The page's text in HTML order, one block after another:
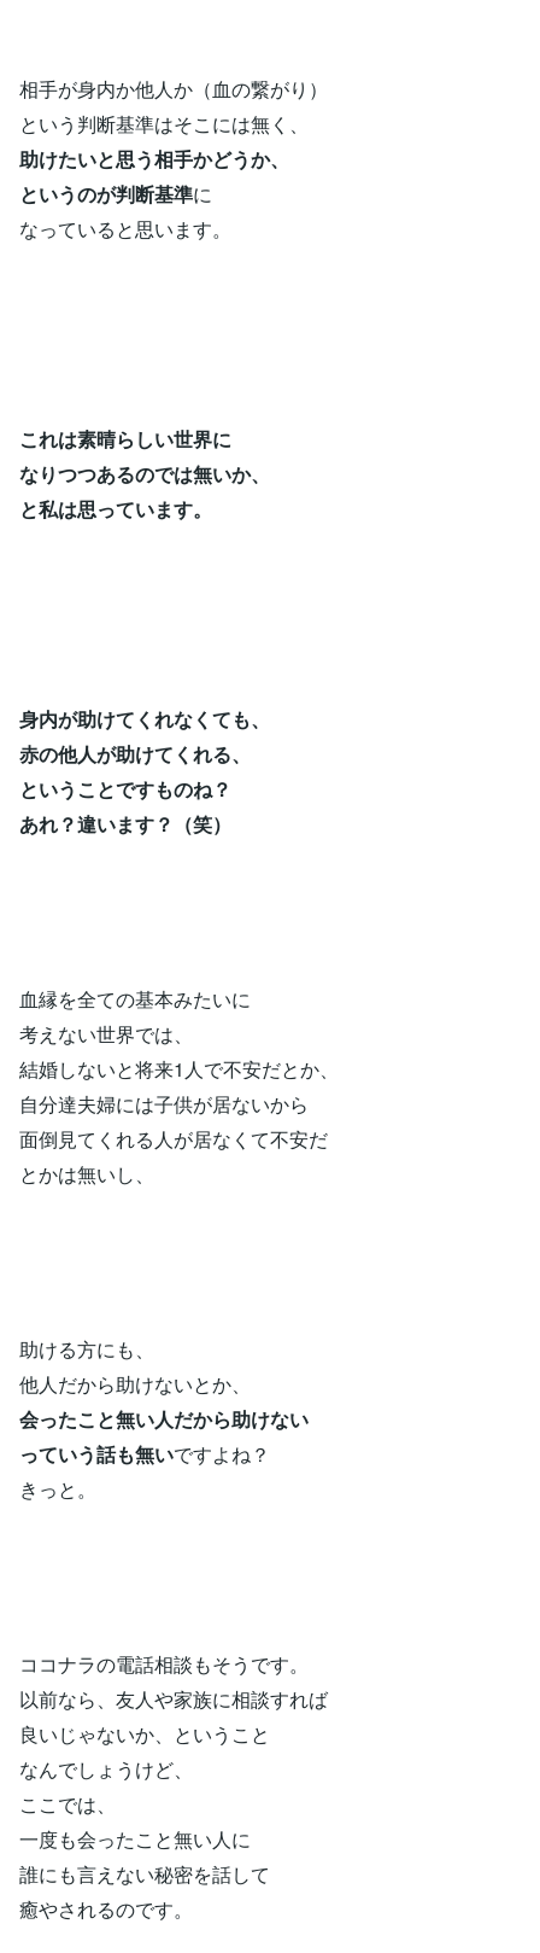
相手が身内か他人か（血の繋がり）
という判断基準はそこには無く、
助けたいと思う相手かどうか、
というのが判断基準に
なっていると思います。
これは素晴らしい世界に
なりつつあるのでは無いか、
と私は思っています。
身内が助けてくれなくても、
赤の他人が助けてくれる、
ということですものね？
あれ？違います？（笑）
血縁を全ての基本みたいに
考えない世界では、
結婚しないと将来1人で不安だとか、
自分達夫婦には子供が居ないから
面倒見てくれる人が居なくて不安だ
とかは無いし、
助ける方にも、
他人だから助けないとか、
会ったこと無い人だから助けない
っていう話も無いですよね？
きっと。
ココナラの電話相談もそうです。
以前なら、友人や家族に相談すれば
良いじゃないか、ということ
なんでしょうけど、
ここでは、
一度も会ったこと無い人に
誰にも言えない秘密を話して
癒やされるのです。